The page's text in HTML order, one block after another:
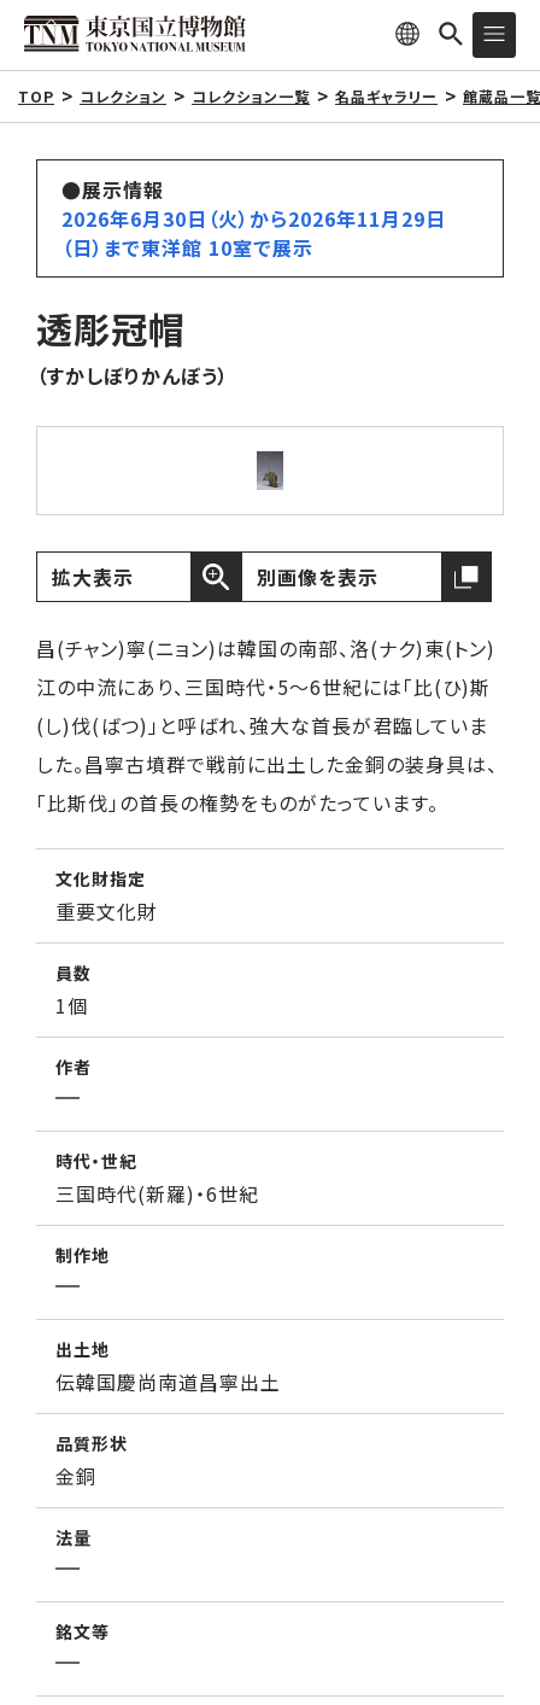
TOP コレクション コレクション一覧 名品ギャラリー 館蔵品一覧
●展示情報
2026年6月30日（火）から2026年11月29日
（日）まで東洋館 10室で展示
透彫冠帽
（すかしぼりかんぼう）
拡大表示 別画像を表示
昌(チャン)寧(ニョン)は韓国の南部、洛(ナク)東(トン)
江の中流にあり、三国時代・5～6世紀には「比(ひ)斯
(し)伐(ばつ)」と呼ばれ、強大な首長が君臨していま
した。昌寧古墳群で戦前に出土した金銅の装身具は、
「比斯伐」の首長の権勢をものがたっています。
文化財指定
重要文化財
員数
1個
作者
時代・世紀
三国時代(新羅)・6世紀
制作地
出土地
伝韓国慶尚南道昌寧出土
品質形状
金銅
法量
銘文等